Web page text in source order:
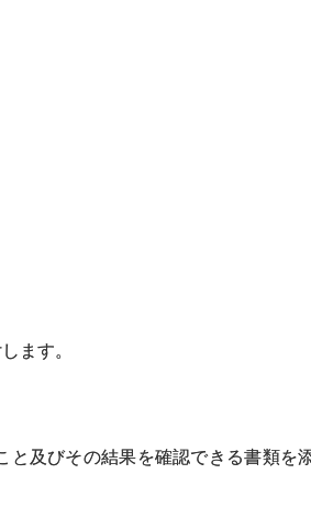
ます。
及びその結果を確認できる書類を